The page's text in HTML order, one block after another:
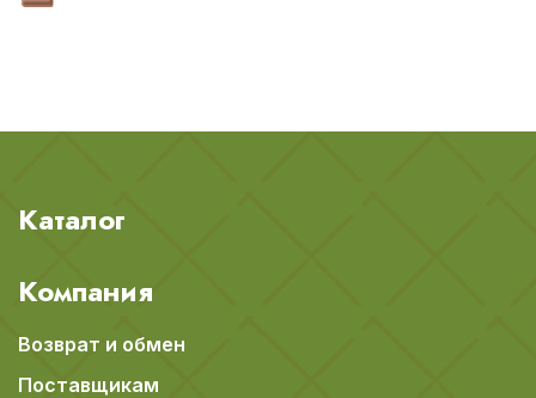
Каталог
Компания
Возврат и обмен
Поставщикам